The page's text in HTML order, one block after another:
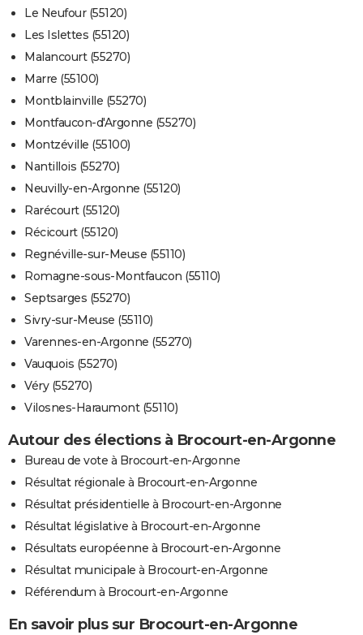
Le Neufour (55120)
Les Islettes (55120)
Malancourt (55270)
Marre (55100)
Montblainville (55270)
Montfaucon-d'Argonne (55270)
Montzéville (55100)
Nantillois (55270)
Neuvilly-en-Argonne (55120)
Rarécourt (55120)
Récicourt (55120)
Regnéville-sur-Meuse (55110)
Romagne-sous-Montfaucon (55110)
Septsarges (55270)
Sivry-sur-Meuse (55110)
Varennes-en-Argonne (55270)
Vauquois (55270)
Véry (55270)
Vilosnes-Haraumont (55110)
Autour des élections à Brocourt-en-Argonne
Bureau de vote à Brocourt-en-Argonne
Résultat régionale à Brocourt-en-Argonne
Résultat présidentielle à Brocourt-en-Argonne
Résultat législative à Brocourt-en-Argonne
Résultats européenne à Brocourt-en-Argonne
Résultat municipale à Brocourt-en-Argonne
Référendum à Brocourt-en-Argonne
En savoir plus sur Brocourt-en-Argonne